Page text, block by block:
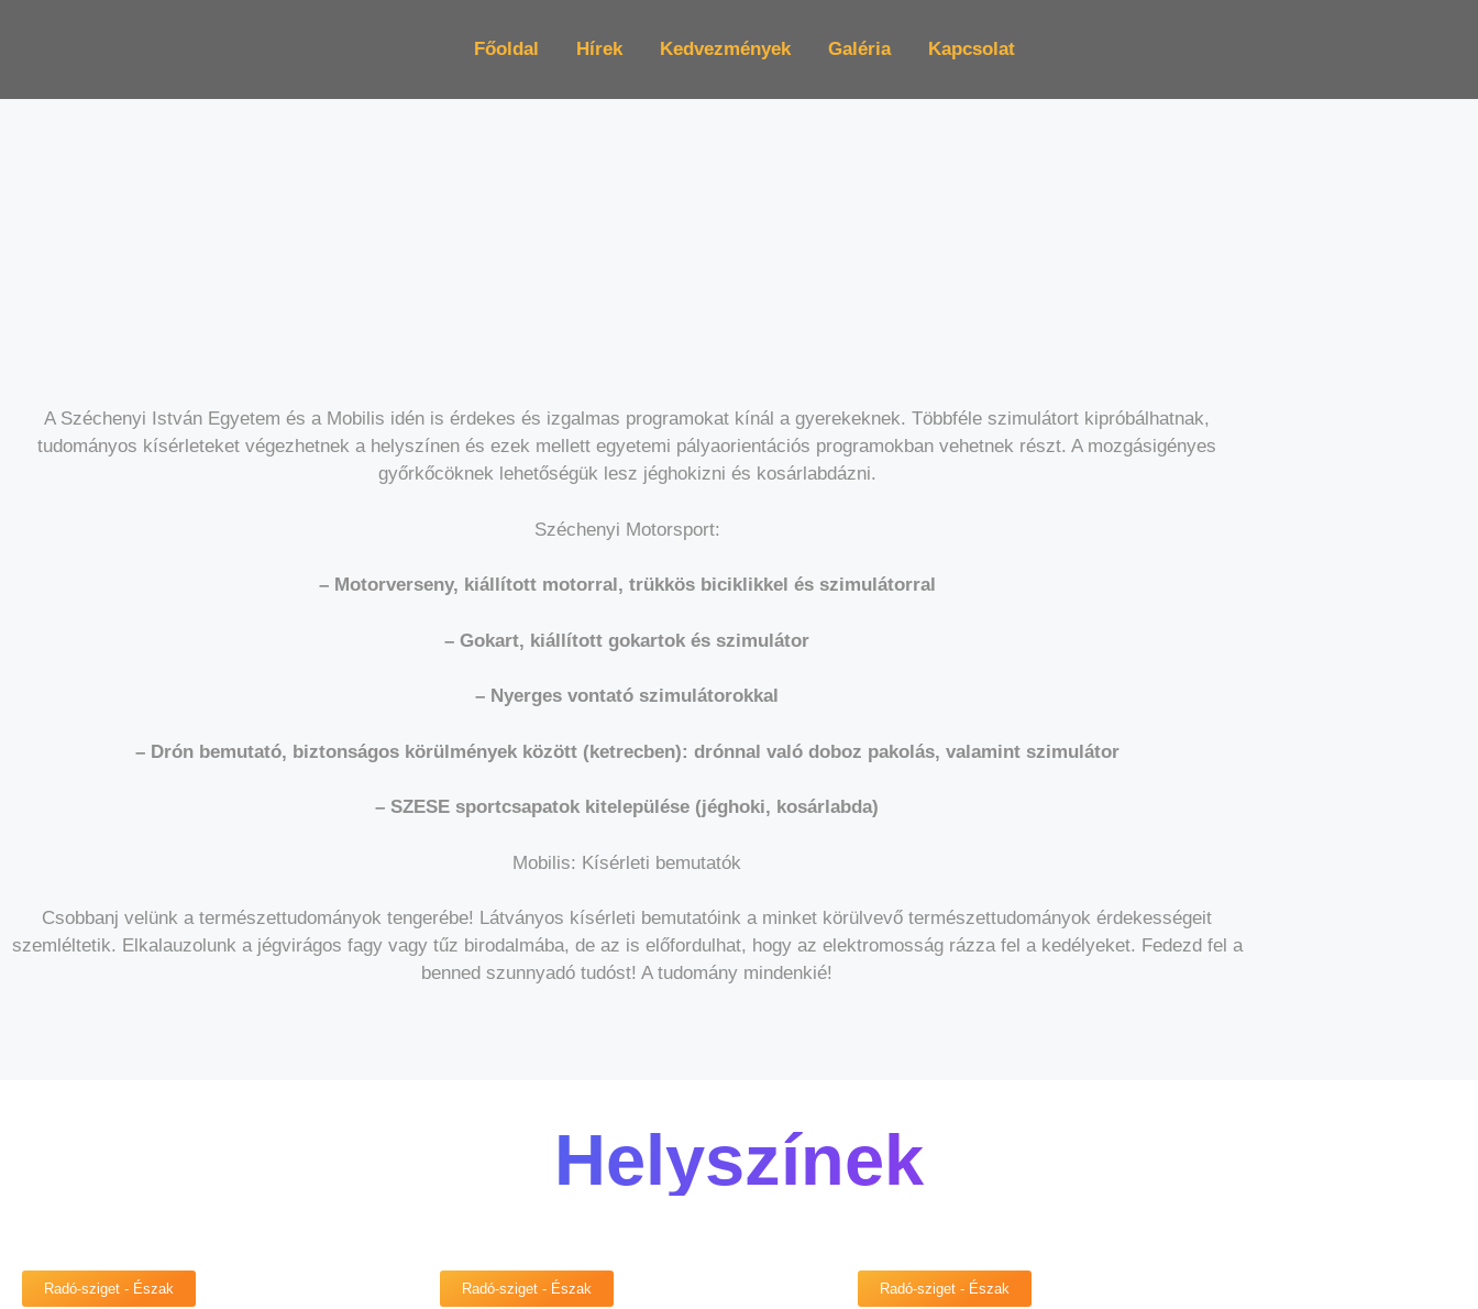
Főoldal Hírek Kedvezmények Galéria Kapcsolat
Okosodó
Dunakapu tér
A Széchenyi István Egyetem és a Mobilis idén is érdekes és izgalmas programokat kínál a gyerekeknek. Többféle szimulátort kipróbálhatnak,
tudományos kísérleteket végezhetnek a helyszínen és ezek mellett egyetemi pályaorientációs programokban vehetnek részt. A mozgásigényes
győrkőcöknek lehetőségük lesz jéghokizni és kosárlabdázni.
Széchenyi Motorsport:
– Motorverseny, kiállított motorral, trükkös biciklikkel és szimulátorral
– Gokart, kiállított gokartok és szimulátor
– Nyerges vontató szimulátorokkal
– Drón bemutató, biztonságos körülmények között (ketrecben): drónnal való doboz pakolás, valamint szimulátor
– SZESE sportcsapatok kitelepülése (jéghoki, kosárlabda)
Mobilis: Kísérleti bemutatók
Csobbanj velünk a természettudományok tengerébe! Látványos kísérleti bemutatóink a minket körülvevő természettudományok érdekességeit
szemléltetik. Elkalauzolunk a jégvirágos fagy vagy tűz birodalmába, de az is előfordulhat, hogy az elektromosság rázza fel a kedélyeket. Fedezd fel a
benned szunnyadó tudóst! A tudomány mindenkié!
Helyszínek
Radó-sziget - Észak Radó-sziget - Észak Radó-sziget - Észak